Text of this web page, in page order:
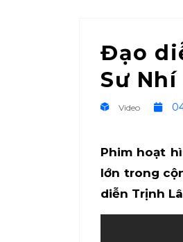
Đạo
Sư
Video
Phim hoạt
lớn trong
diễn Trịnh